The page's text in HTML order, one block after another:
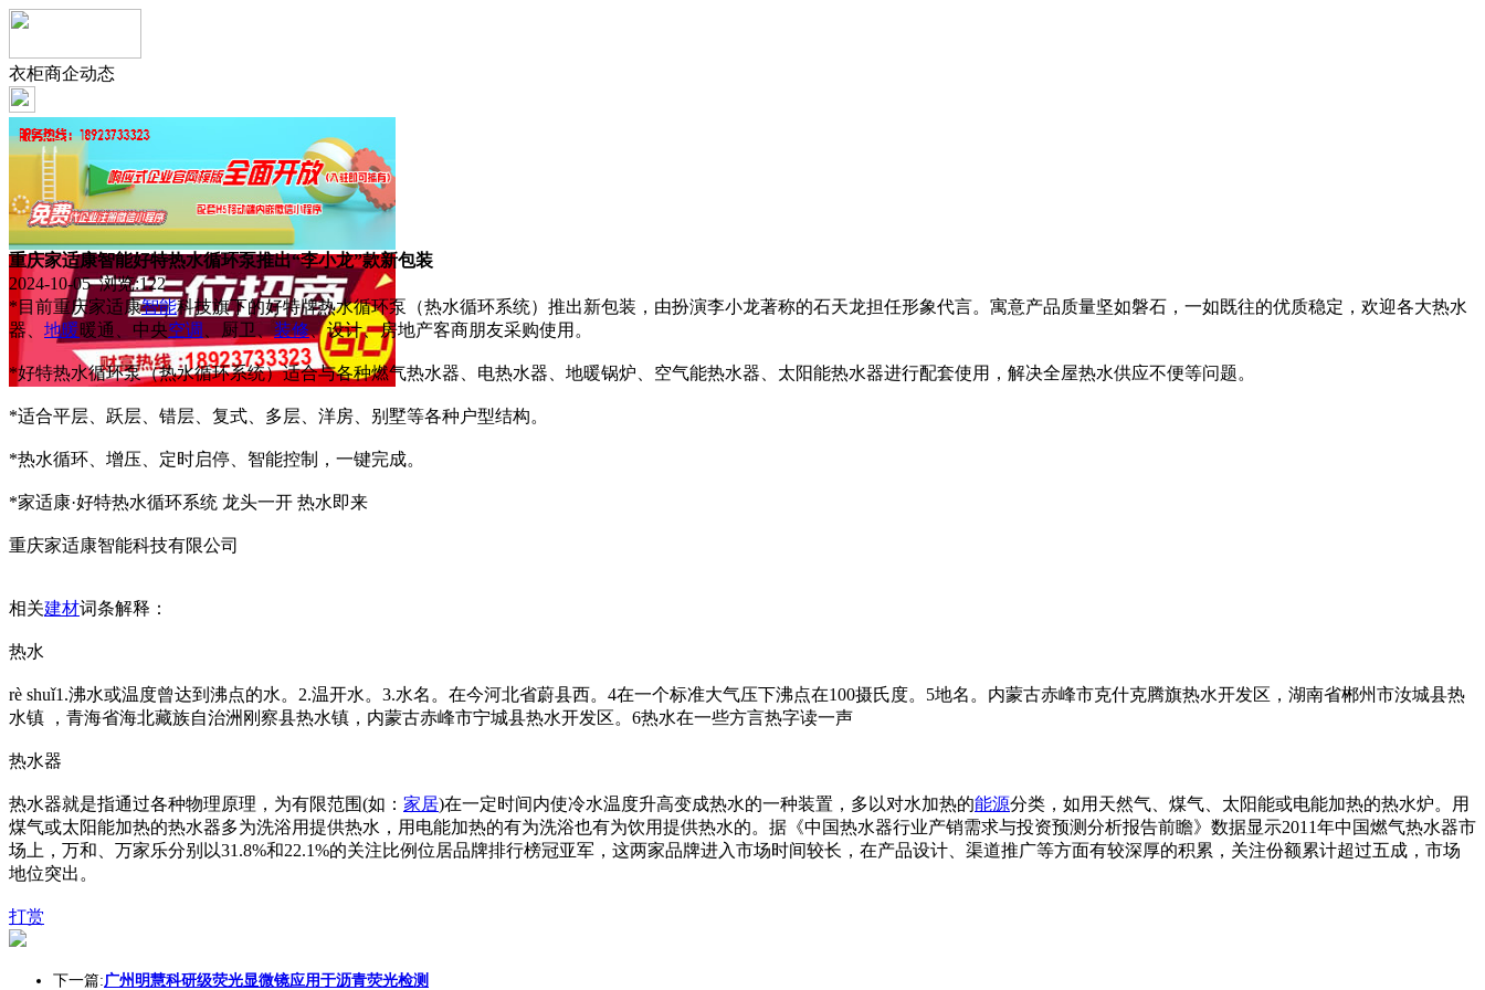
衣柜商企动态
重庆家适康智能好特热水循环泵推出“李小龙”款新包装
2024-10-05 浏览:122
*目前重庆家适康智能科技旗下的好特牌热水循环泵（热水循环系统）推出新包装，由扮演李小龙著称的石天龙担任形象代言。寓意产品质量坚如磐石，一如既往的优质稳定，欢迎各大热水
器、 地暖暖通、中央空调 、厨卫、 装修、设计、房地产客商朋友采购使用。
*好特热水循环泵（热水循环系统）适合与各种燃气热水器、电热水器、地暖锅炉、空气能热水器、太阳能热水器进行配套使用，解决全屋热水供应不便等问题。
*适合平层、跃层、错层、复式、多层、洋房、别墅等各种户型结构。
*热水循环、增压、定时启停、智能控制，一键完成。
*家适康·好特热水循环系统 龙头一开 热水即来
重庆家适康智能科技有限公司
相关建材词条解释：
热水
rè shuǐ1.沸水或温度曾达到沸点的水。2.温开水。3.水名。在今河北省蔚县西。4在一个标准大气压下沸点在100摄氏度。5地名。内蒙古赤峰市克什克腾旗热水开发区，湖南省郴州市汝城县热
水镇 ，青海省海北藏族自治洲刚察县热水镇，内蒙古赤峰市宁城县热水开发区。6热水在一些方言热字读一声
热水器
热水器就是指通过各种物理原理，为有限范围(如： 家居)在一定时间内使冷水温度升高变成热水的一种装置，多以对水加热的能源分类，如用天然气、煤气、太阳能或电能加热的热水炉。用
煤气或太阳能加热的热水器多为洗浴用提供热水，用电能加热的有为洗浴也有为饮用提供热水的。据《中国热水器行业产销需求与投资预测分析报告前瞻》数据显示2011年中国燃气热水器市
场上，万和、万家乐分别以31.8%和22.1%的关注比例位居品牌排行榜冠亚军，这两家品牌进入市场时间较长，在产品设计、渠道推广等方面有较深厚的积累，关注份额累计超过五成，市场
地位突出。
打赏
下一篇:广州明慧科研级荧光显微镜应用于沥青荧光检测